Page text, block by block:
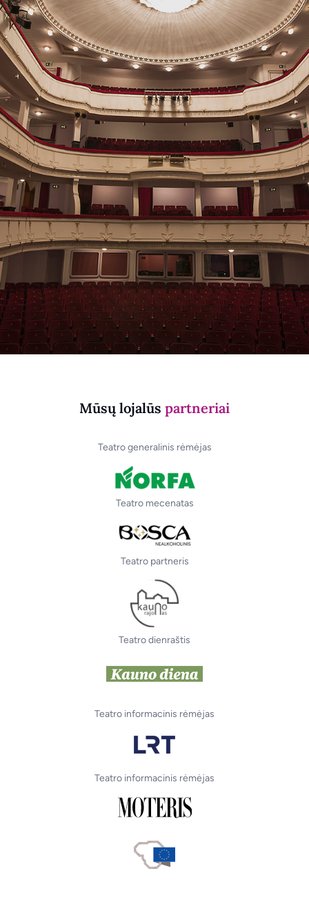
Mūsų lojalūs partneriai
Teatro generalinis rėmėjas
Teatro mecenatas
Teatro partneris
Teatro dienraštis
Teatro informacinis rėmėjas
Teatro informacinis rėmėjas